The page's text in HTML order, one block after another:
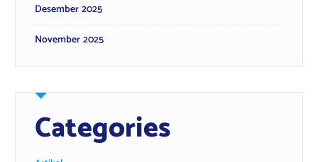
Desember 2025
November 2025
Categories